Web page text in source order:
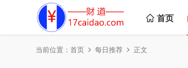
首页
当前位置： 首页 每日推荐 正文